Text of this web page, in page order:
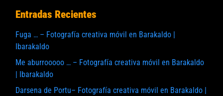
Entradas Recientes
Fuga … – Fotografía creativa móvil en Barakaldo |
Ibarakaldo
Me aburrooooo … – Fotografía creativa móvil en Barakaldo
| Ibarakaldo
Darsena de Portu– Fotografía creativa móvil en Barakaldo |